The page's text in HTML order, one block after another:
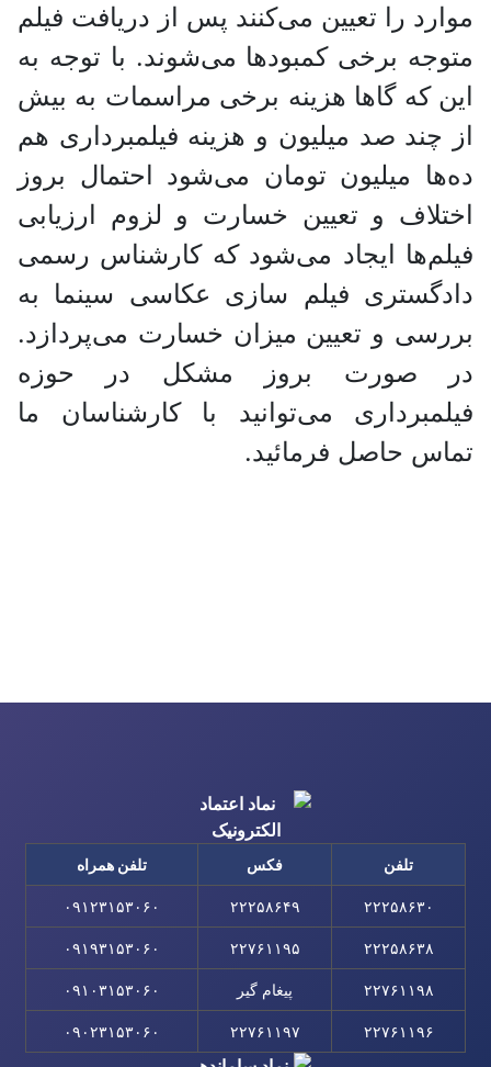
موارد را تعیین می‌کنند پس از دریافت فیلم
متوجه برخی کمبود‌ها می‌شوند. با توجه به
این که گاها هزینه برخی مراسمات به بیش
از چند صد میلیون و هزینه فیلمبرداری هم
ده‌ها میلیون تومان می‌شود احتمال بروز
اختلاف و تعیین خسارت و لزوم ارزیابی
فیلم‌ها ایجاد می‌شود که کارشناس رسمی
دادگستری فیلم سازی عکاسی سینما به
بررسی و تعیین میزان خسارت می‌پردازد.
در صورت بروز مشکل در حوزه
فیلمبرداری می‌توانید با کارشناسان ما
تماس حاصل فرمائید.
تلفن فکس تلفن همراه
۲۲۲۵۸۶۳۰ ۲۲۲۵۸۶۴۹ ۰۹۱۲۳۱۵۳۰۶۰
۲۲۲۵۸۶۳۸ ۲۲۷۶۱۱۹۵ ۰۹۱۹۳۱۵۳۰۶۰
۲۲۷۶۱۱۹۸ پیغام گیر ۰۹۱۰۳۱۵۳۰۶۰
۲۲۷۶۱۱۹۶ ۲۲۷۶۱۱۹۷ ۰۹۰۲۳۱۵۳۰۶۰